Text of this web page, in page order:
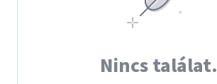
Nincs találat.